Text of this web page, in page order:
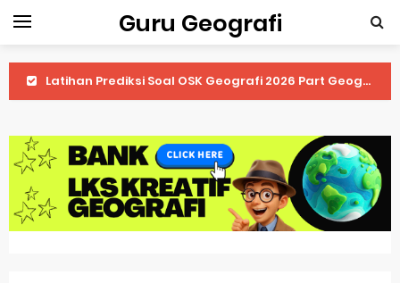
Guru Geografi
Latihan Prediksi Soal OSK Geografi 2026 Part Geografi Ekonomi
Latihan Prediksi Soal OSK Geografi 2026 Part Geografi Budaya
Latihan Prediksi Soal OSK Geografi 2026 Part Dinamika Kota
Pembahasan Soal OSN-K Geografi 2025 No 51-55